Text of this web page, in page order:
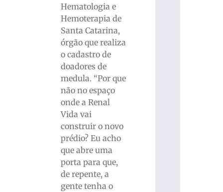
Hematologia e
Hemoterapia de
Santa Catarina,
órgão que realiza
o cadastro de
doadores de
medula. “Por que
não no espaço
onde a Renal
Vida vai
construir o novo
prédio? Eu acho
que abre uma
porta para que,
de repente, a
gente tenha o